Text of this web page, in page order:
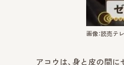
画像：読売テ
アコウは、身と皮の間